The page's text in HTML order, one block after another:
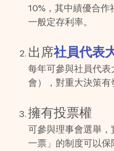
10%，其中績優合作
一般定存利率。
出席社員代表
每年可參與社員代
會），對重大決策有
擁有投票權
可參與理事會選舉，
一票」的制度可以